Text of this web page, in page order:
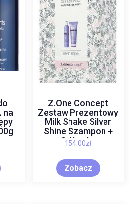
na
Z.One Concept
Zestaw Prezentowy
Milk Shake Silver
Shine Szampon +
Odżywka
154,00zł
Zobacz